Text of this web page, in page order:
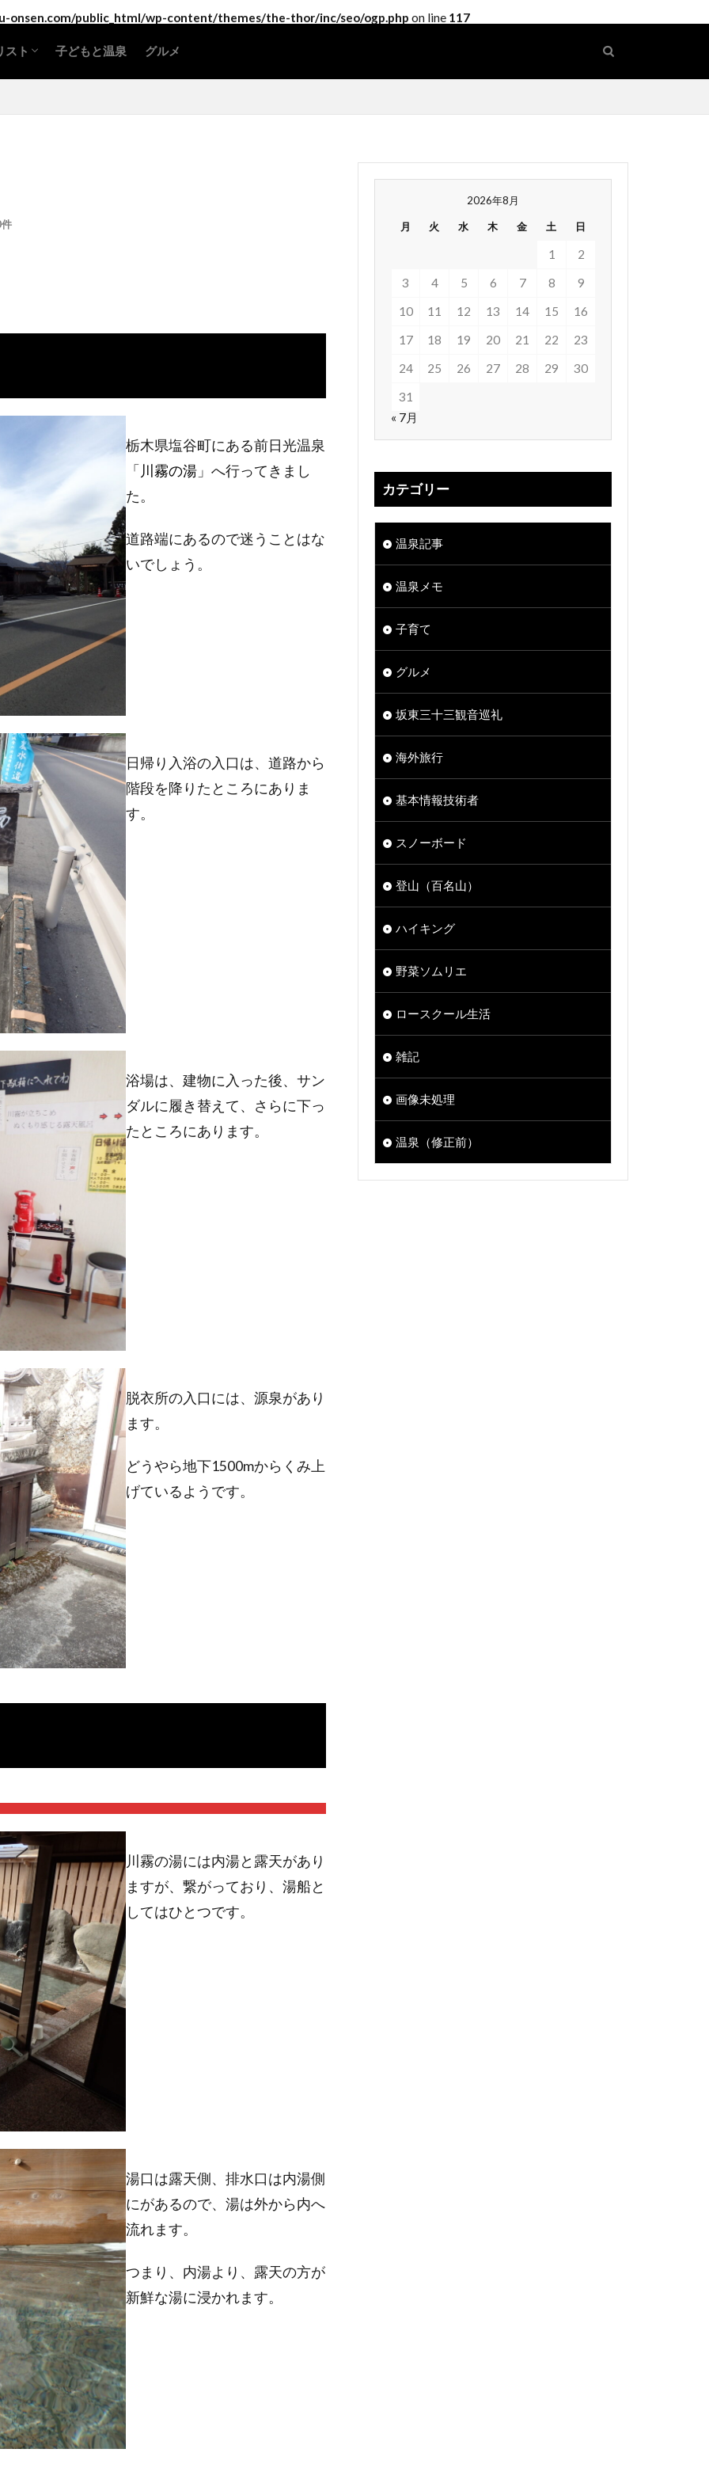
onsen.com/public_html/wp-content/themes/the-thor/inc/seo/ogp.php on line 117
スト 子どもと温泉 グルメ
栃木県塩谷町にある前日光温泉
「 川霧の湯 」へ行ってきまし
た。
道路端にあるので迷うことはな
いでしょう。
日帰り入浴の入口は、道路から
階段を降りたところにありま
す。
浴場は、建物に入った後、サン
ダルに履き替えて、さらに下っ
たところにあります。
脱衣所の入口には、源泉があり
ます。
どうやら地下1500mからくみ上
げているようです。
川霧の湯には内湯と露天があり
ますが、繋がっており、湯船と
してはひとつです。
湯口は露天側、排水口は内湯側
にがあるので、湯は外から内へ
流れます。
つまり、内湯より、露天の方が
新鮮な湯に浸かれます。
2026年8月
月 火 水 木 金 土 日
1
2
3
4 5 6 7 8
9
10
11 12 13 14 15
16
17
18 19 20 21 22
23
24
25 26 27 28 29
30
31
« 7月
カテゴリー
温泉記事
温泉メモ
子育て
グルメ
坂東三十三観音巡礼
海外旅行
基本情報技術者
スノーボード
登山（百名山）
ハイキング
野菜ソムリエ
ロースクール生活
雑記
画像未処理
温泉（修正前）